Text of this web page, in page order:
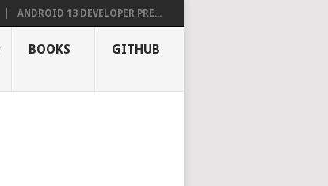
ANDROID 13 DEVELOPER PRE...
BOOKS GITHUB